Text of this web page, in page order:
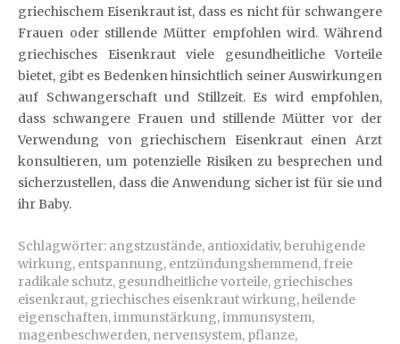
griechischem Eisenkraut ist, dass es nicht für schwangere
Frauen oder stillende Mütter empfohlen wird. Während
griechisches Eisenkraut viele gesundheitliche Vorteile
bietet, gibt es Bedenken hinsichtlich seiner Auswirkungen
auf Schwangerschaft und Stillzeit. Es wird empfohlen,
dass schwangere Frauen und stillende Mütter vor der
Verwendung von griechischem Eisenkraut einen Arzt
konsultieren, um potenzielle Risiken zu besprechen und
sicherzustellen, dass die Anwendung sicher ist für sie und
ihr Baby.
Schlagwörter: angstzustände, antioxidativ,beruhigende
wirkung, entspannung, entzündungshemmend, freie
radikale schutz, gesundheitliche vorteile, griechisches
eisenkraut, griechisches eisenkraut wirkung,heilende
eigenschaften,immunstärkung,immunsystem,
magenbeschwerden, nervensystem, pflanze,